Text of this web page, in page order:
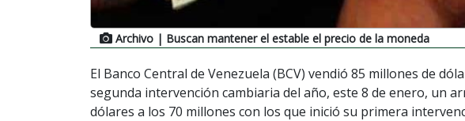
Archivo | Buscan mantener el estable el precio de la moneda
El Banco Central de Venezuela (BCV) vendió 85 millones de
segunda intervención cambiaria del año, este 8 de enero, un
dólares a los 70 millones con los que inició su primera